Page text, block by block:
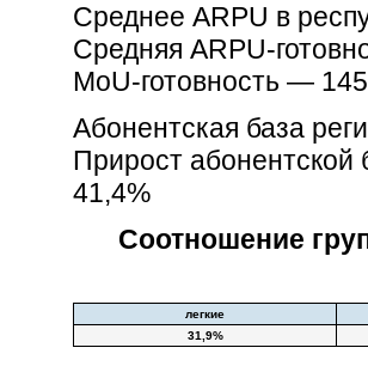
Среднее ARPU в
Средняя ARPU-
MoU-готовность —
Абонентская база
Прирост абонентской
41,4%
Соотношение
легкие
31,9%